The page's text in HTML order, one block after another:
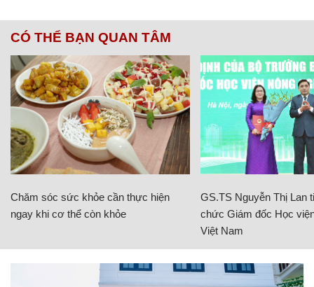
CÓ THỂ BẠN QUAN TÂM
Chăm sóc sức khỏe cần thực hiện
ngay khi cơ thể còn khỏe
GS.TS Nguyễn Thị Lan
chức Giám đốc Học
Việt Nam